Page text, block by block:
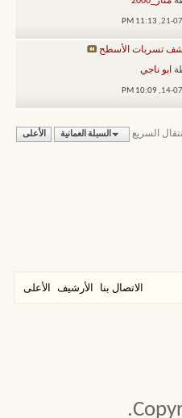
21-
11:13 PM
تسربات الأسطح
ابو ناجي
14-
10:09 PM
السريع السبلة العمانية الأعلى
الاتصال بنا الأرشيف الأعلى